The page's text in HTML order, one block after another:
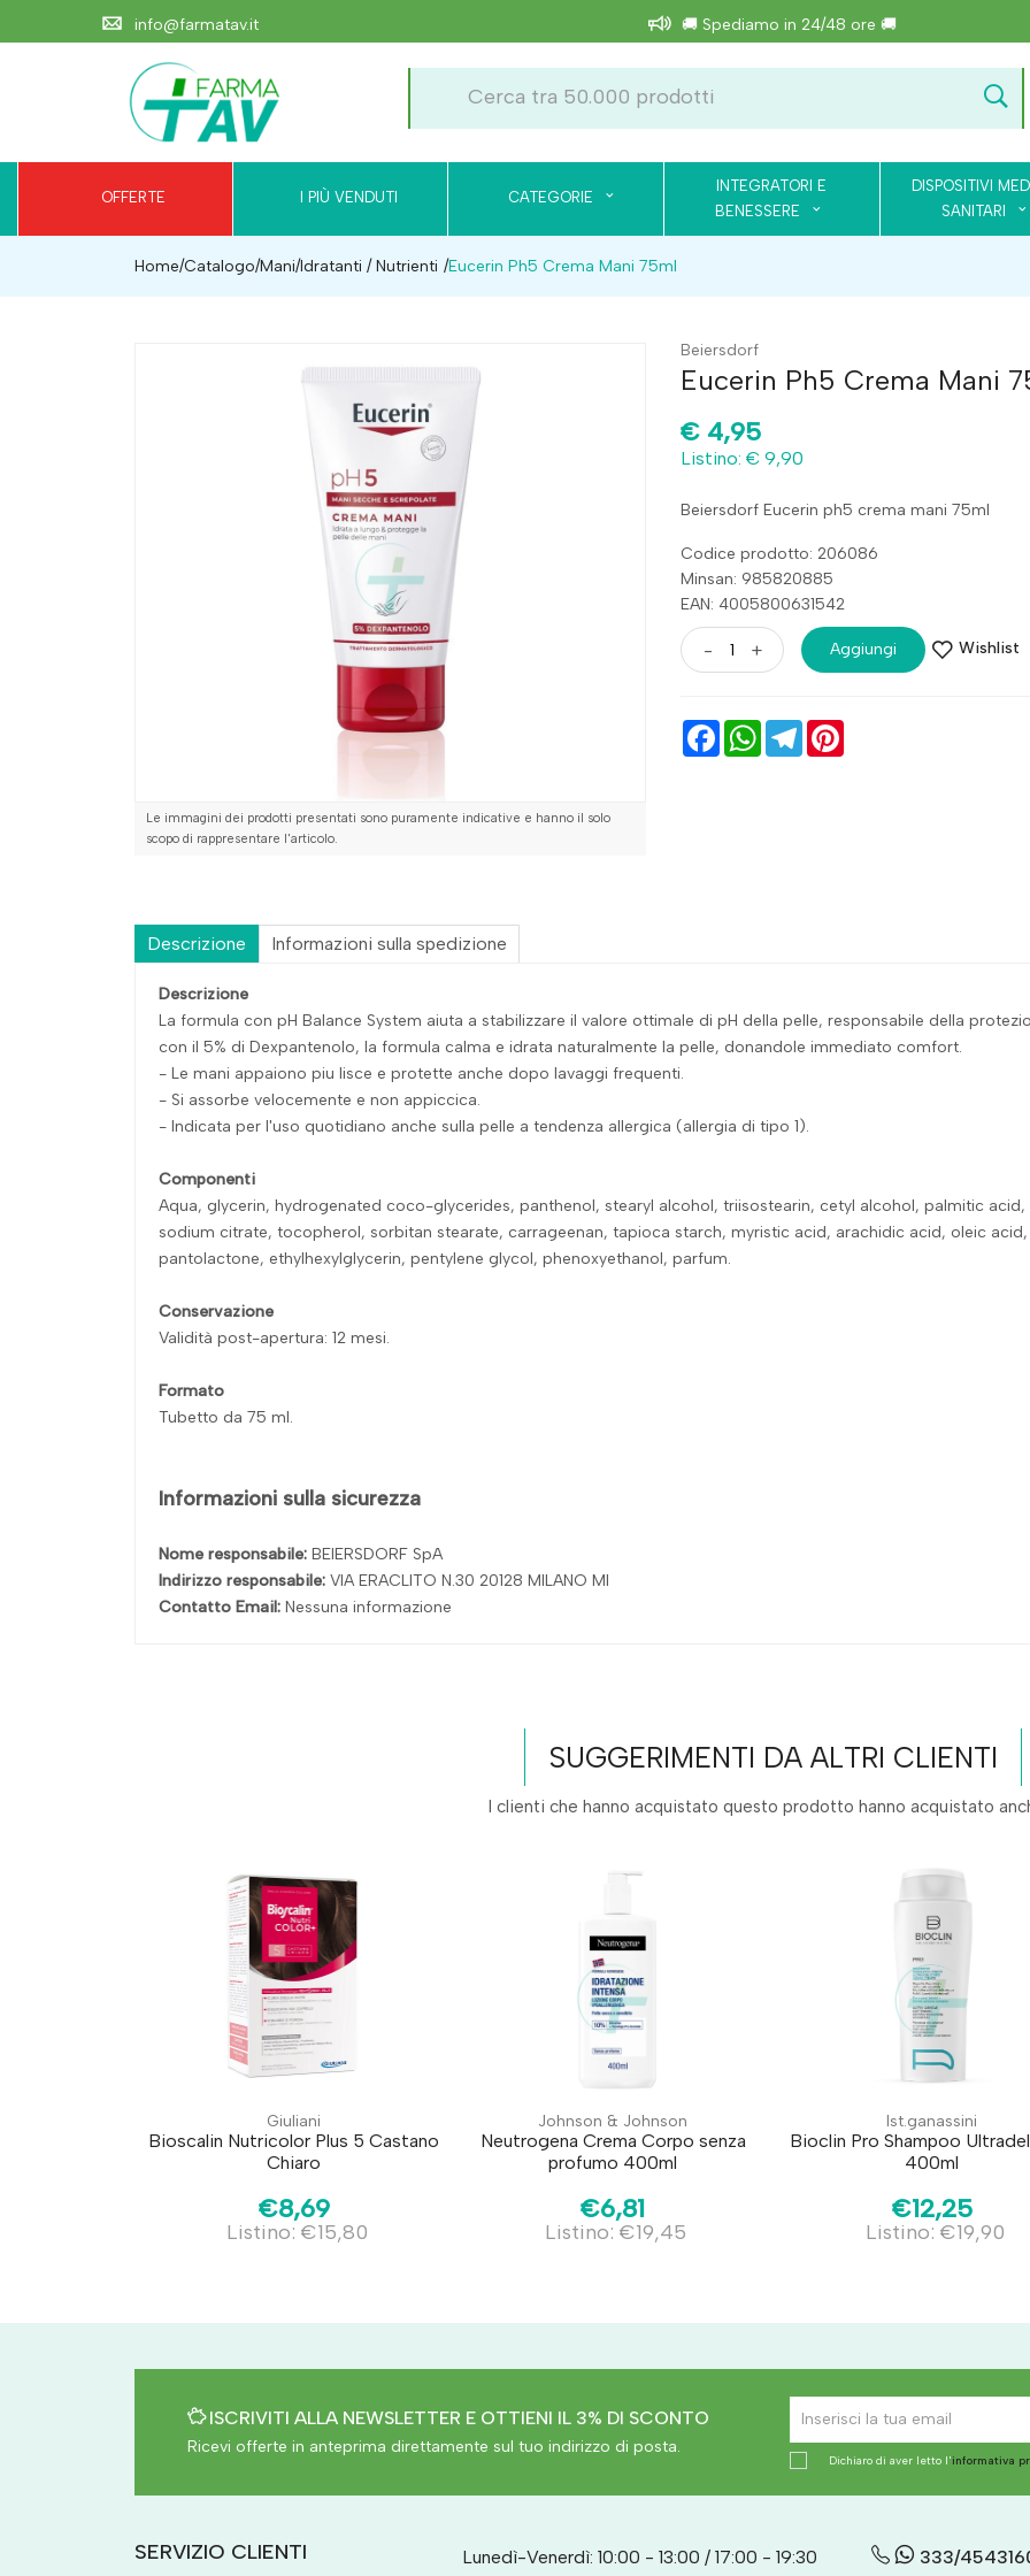
info@farmatav.it 🚚 Spediamo in 24/48 ore 🚚
OFFERTE I PIÙ VENDUTI CATEGORIE
INTEGRATORI E
BENESSERE
DISPOSITIVI
SANITARI
Home Catalogo/Mani/Idratanti / Nutrienti Eucerin Ph5 Crema Mani 75ml
Le immagini dei prodotti presentati sono puramente indicative e hanno il solo
scopo di rappresentare l'articolo.
Beiersdorf
Eucerin Ph5 Crema Mani
€ 4,95
Listino: € 9,90
Beiersdorf Eucerin ph5 crema mani 75ml
Codice prodotto: 206086
Minsan: 985820885
EAN: 4005800631542
- + Aggiungi Wishlist
FacebookWhatsAppTelegram
Descrizione Informazioni sulla spedizione
Descrizione
La formula con pH Balance System aiuta a stabilizzare il valore ottimale di pH della pelle, responsabile della
con il 5% di Dexpantenolo, la formula calma e idrata naturalmente la pelle, donandole immediato comfort.
- Le mani appaiono piu lisce e protette anche dopo lavaggi frequenti.
- Si assorbe velocemente e non appiccica.
- Indicata per l'uso quotidiano anche sulla pelle a tendenza allergica (allergia di tipo 1).
Componenti
Aqua, glycerin, hydrogenated coco-glycerides, panthenol, stearyl alcohol, triisostearin, cetyl alcohol, palmitic
sodium citrate, tocopherol, sorbitan stearate, carrageenan, tapioca starch, myristic acid, arachidic acid, oleic
pantolactone, ethylhexylglycerin, pentylene glycol, phenoxyethanol, parfum.
Conservazione
Validità post-apertura: 12 mesi.
Formato
Tubetto da 75 ml.
Informazioni sulla sicurezza
Nome responsabile: BEIERSDORF SpA
Indirizzo responsabile: VIA ERACLITO N.30 20128 MILANO MI
Contatto Email: Nessuna informazione
SUGGERIMENTI DA ALTRI CLIENTI
I clienti che hanno acquistato questo prodotto hanno acquistato
Giuliani
Bioscalin Nutricolor Plus 5 Castano
Chiaro
€8,69
Listino: €15,80
Johnson & Johnson
Neutrogena Crema Corpo senza
profumo 400ml
€6,81
Listino: €19,45
Ist.ganassini
Bioclin Pro Shampoo
400ml
€12,25
Listino: €19,90
ISCRIVITI ALLA NEWSLETTER E OTTIENI IL 3% DI SCONTO
Ricevi offerte in anteprima direttamente sul tuo indirizzo di posta.
Dichiaro di aver letto l'informativa
SERVIZIO CLIENTI Lunedì-Venerdì: 10:00 - 13:00 / 17:00 - 19:30 333/